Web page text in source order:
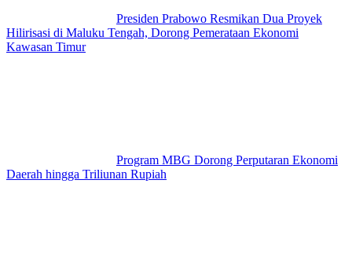
Presiden Prabowo Resmikan Dua Proyek
Hilirisasi di Maluku Tengah, Dorong Pemerataan Ekonomi
Kawasan Timur
Program MBG Dorong Perputaran Ekonomi
Daerah hingga Triliunan Rupiah